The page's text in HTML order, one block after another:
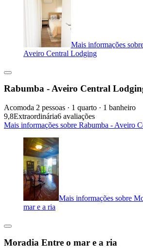
Mais informações
Aveiro Central Lodging
Rabumba - Aveiro Central
Acomoda 2 pessoas · 1 quarto · 1 banheiro
9,8Extraordinária6 avaliações
Mais informações sobre Rabumba - Aveiro
Mais informações sobre
mar e a ria
Moradia Entre o mar e a ria